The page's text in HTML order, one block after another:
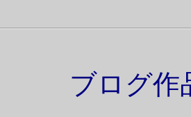
ブログ作